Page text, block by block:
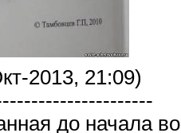
2013, 21:09)
до начала